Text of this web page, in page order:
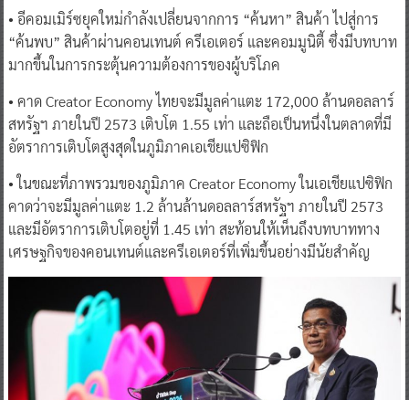
• อีคอมเมิร์ซยุคใหม่กำลังเปลี่ยนจากการ “ค้นหา” สินค้า ไปสู่การ
“ค้นพบ” สินค้าผ่านคอนเทนต์ ครีเอเตอร์ และคอมมูนิตี้ ซึ่งมีบทบาท
มากขึ้นในการกระตุ้นความต้องการของผู้บริโภค
• คาด Creator Economy ไทยจะมีมูลค่าแตะ 172,000 ล้านดอลลาร์
สหรัฐฯ ภายในปี 2573 เติบโต 1.55 เท่า และถือเป็นหนึ่งในตลาดที่มี
อัตราการเติบโตสูงสุดในภูมิภาคเอเชียแปซิฟิก
• ในขณะที่ภาพรวมของภูมิภาค Creator Economy ในเอเชียแปซิฟิก
คาดว่าจะมีมูลค่าแตะ 1.2 ล้านล้านดอลลาร์สหรัฐฯ ภายในปี 2573
และมีอัตราการเติบโตอยู่ที่ 1.45 เท่า สะท้อนให้เห็นถึงบทบาททาง
เศรษฐกิจของคอนเทนต์และครีเอเตอร์ที่เพิ่มขึ้นอย่างมีนัยสำคัญ